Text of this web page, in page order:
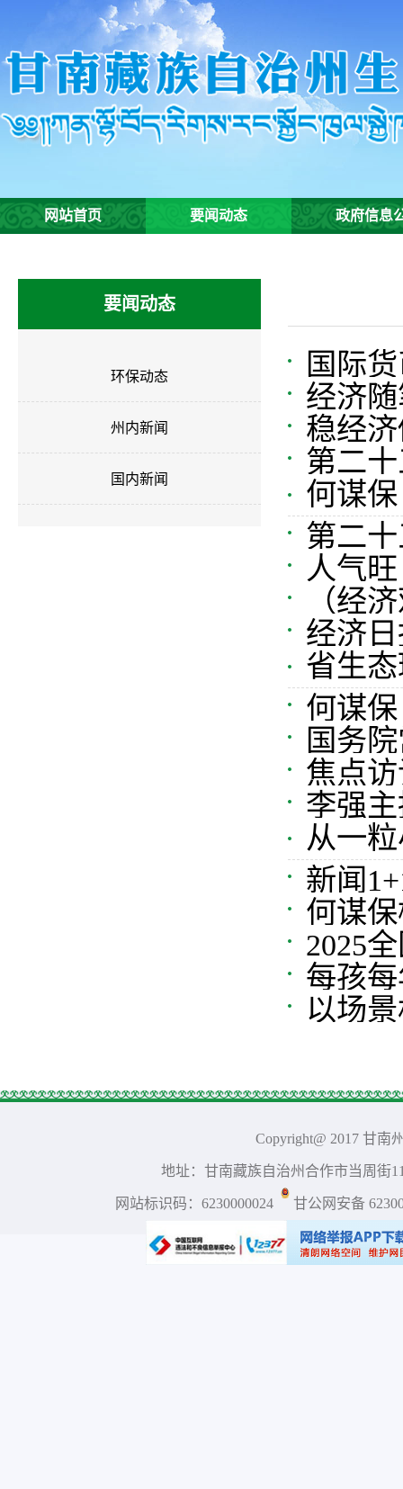
网站首页 要闻动态 政府信息
要闻动态
环保动态
州内新闻
国内新闻
国际
经济
稳经
第二
南行暨
何谋
第二
人气
（经
经济
省生
扶指导
何谋
国务
息政策
焦点
蓝图？
李强
于上半
从一
报里看
新闻
何谋
准备工
2025
每孩
布会解
以场
Copyright@ 2017 甘南
地址：甘南藏族自治州合作市当周街
网站标识码：6230000024 甘公网安备